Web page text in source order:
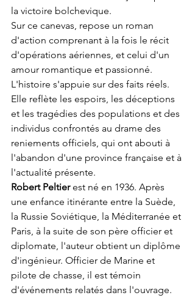
la victoire bolchevique.
Sur ce canevas, repose un roman
d'action comprenant à la fois le récit
d'opérations aériennes, et celui d'un
amour romantique et passionné.
L'histoire s'appuie sur des faits réels.
Elle reflète les espoirs, les déceptions
et les tragédies des populations et des
individus confrontés au drame des
reniements officiels, qui ont abouti à
l'abandon d'une province française et à
l'actualité présente.
Robert Peltier est né en 1936. Après
une enfance itinérante entre la Suède,
la Russie Soviétique, la Méditerranée et
Paris, à la suite de son père officier et
diplomate, l'auteur obtient un diplôme
d'ingénieur. Officier de Marine et
pilote de chasse, il est témoin
d'événements relatés dans l'ouvrage.